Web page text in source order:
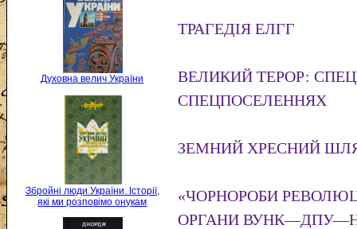
Духовна велич України
Збройні люди України. Історії,
які ми розповімо онукам
ТРАГЕДІЯ ЕЛГГ
ВЕЛИКИЙ ТЕРОР:
СПЕЦПОСЕЛЕННЯХ
ЗЕМНИЙ ХРЕСНИЙ
«ЧОРНОРОБИ
ОРГАНИ